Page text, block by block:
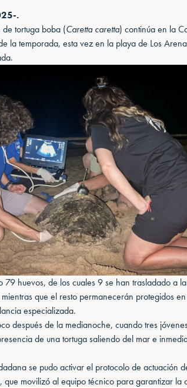
.
tortuga boba (Caretta caretta) continúa en la
la temporada, esta vez en la playa de Los
79 huevos, de los cuales 9 se han trasladado a
que el resto permanecerán protegidos
especializada.
después de la medianoche, cuando tres
de una tortuga saliendo del mar e
se pudo activar el protocolo de actuación
que movilizó al equipo técnico para garantizar la